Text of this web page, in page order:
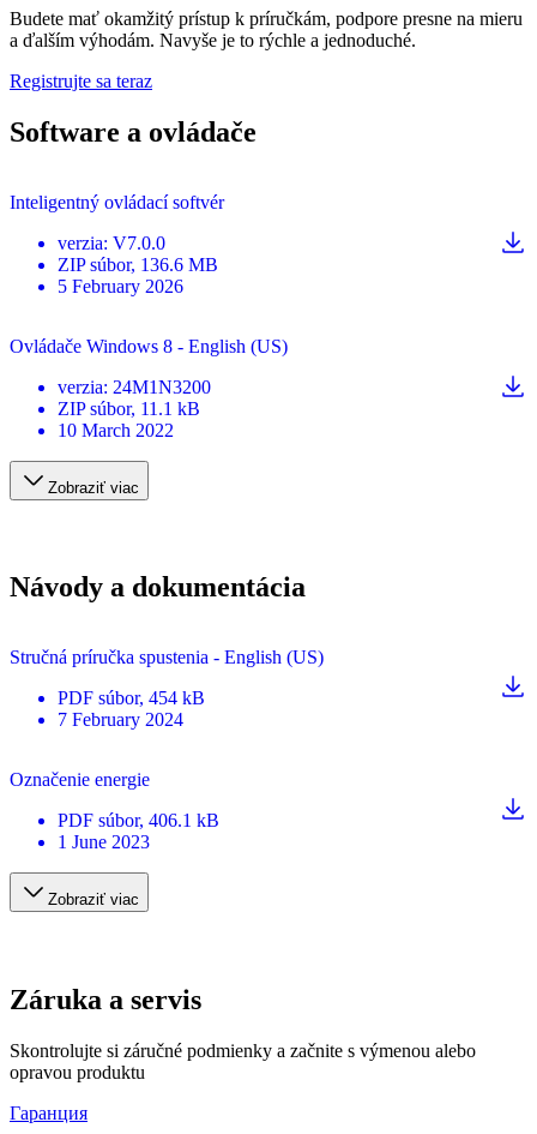
Budete mať okamžitý prístup k príručkám, podpore presne na mieru
a ďalším výhodám. Navyše je to rýchle a jednoduché.
Registrujte sa teraz
Software a ovládače
Inteligentný ovládací softvér
verzia: V7.0.0
ZIP súbor, 136.6 MB
5 February 2026
Ovládače Windows 8 - English (US)
verzia: 24M1N3200
ZIP súbor, 11.1 kB
10 March 2022
Zobraziť viac
Návody a dokumentácia
Stručná príručka spustenia - English (US)
PDF súbor, 454 kB
7 February 2024
Označenie energie
PDF súbor, 406.1 kB
1 June 2023
Zobraziť viac
Záruka a servis
Skontrolujte si záručné podmienky a začnite s výmenou alebo
opravou produktu
Гаранция